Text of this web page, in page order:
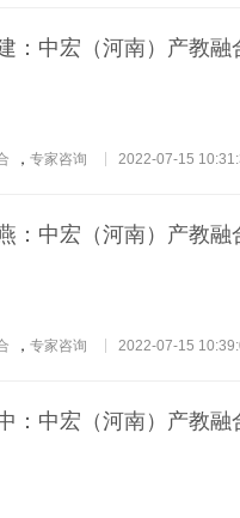
：中宏（河南）产教
， 专家咨询 2022-07-15
：中宏（河南）产教
， 专家咨询 2022-07-15
：中宏（河南）产教融